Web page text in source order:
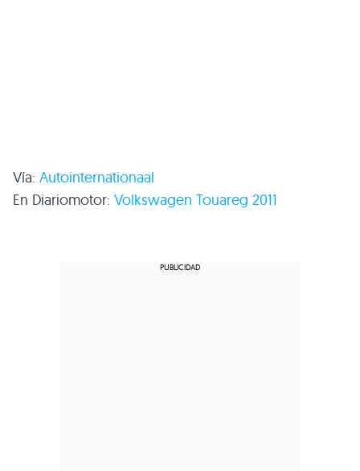
Vía: Autointernationaal
En Diariomotor: Volkswagen Touareg 2011